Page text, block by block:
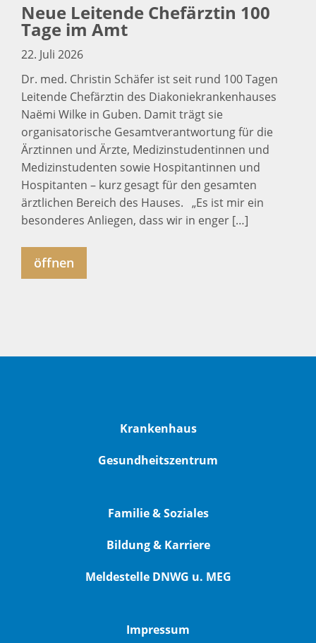
Neue Leitende Chefärztin 100
Tage im Amt
22. Juli 2026
Dr. med. Christin Schäfer ist seit rund 100 Tagen
Leitende Chefärztin des Diakoniekrankenhauses
Naëmi Wilke in Guben. Damit trägt sie
organisatorische Gesamtverantwortung für die
Ärztinnen und Ärzte, Medizinstudentinnen und
Medizinstudenten sowie Hospitantinnen und
Hospitanten – kurz gesagt für den gesamten
ärztlichen Bereich des Hauses. „Es ist mir ein
besonderes Anliegen, dass wir in enger […]
öffnen
Krankenhaus
Gesundheitszentrum
Familie & Soziales
Bildung & Karriere
Meldestelle DNWG u. MEG
Impressum